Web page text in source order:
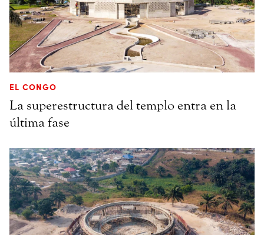
EL CONGO
La superestructura del templo entra en la
última fase